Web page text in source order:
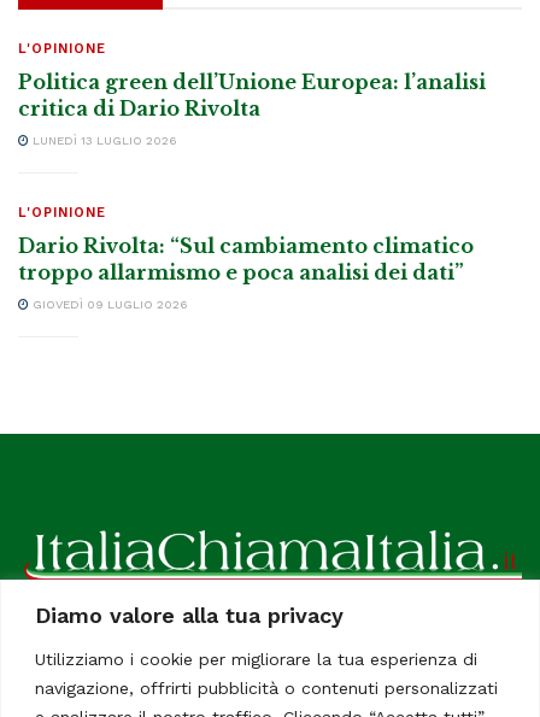
Diamo valore alla tua privacy
Utilizziamo i cookie per migliorare la tua esperienza di
navigazione, offrirti pubblicità o contenuti personalizzati
L'OPINIONE
Politica green dell’Unione Europea: l’analisi
critica di Dario Rivolta
LUNEDÌ 13 LUGLIO 2026
L'OPINIONE
Dario Rivolta: “Sul cambiamento climatico
troppo allarmismo e poca analisi dei dati”
GIOVEDÌ 09 LUGLIO 2026
ItaliaChiamaItalia, il TUO quotidiano online preferito.
Dedicato in particolare a tutti gli italiani residenti all'estero.
Tutti i diritti sono riservati. Quotidiano online indipendente